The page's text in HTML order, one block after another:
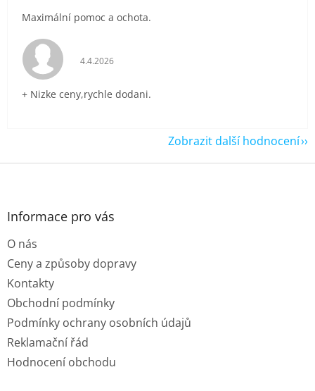
Maximální pomoc a ochota.
Hodnocení obchodu je 5 z 5 hvězdiček.
4.4.2026
+ Nizke ceny,rychle dodani.
Zobrazit další hodnocení
Z
Informace pro vás
O nás
Ceny a způsoby dopravy
Kontakty
Obchodní podmínky
Podmínky ochrany osobních údajů
Reklamační řád
Hodnocení obchodu